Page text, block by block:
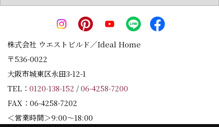
株式会社 ウエストビルド／Ideal Home
〒536-0022
大阪市城東区永田3-12-1
TEL： 0120-138-152 /06-4258-7200
FAX：06-4258-7202
＜営業時間＞9:00～18:00